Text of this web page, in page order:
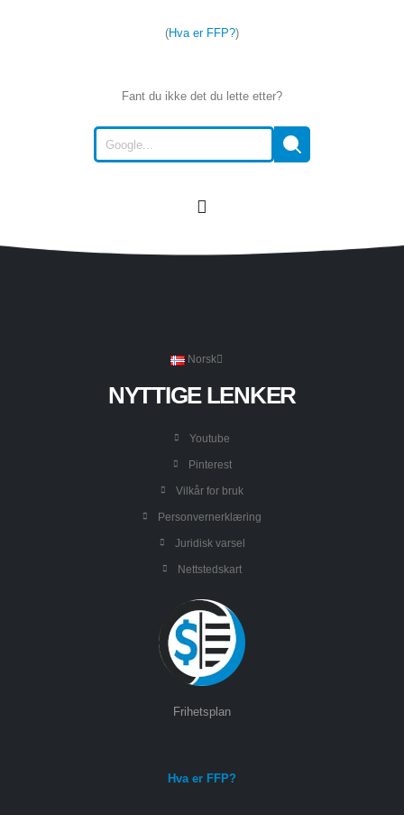
(Hva er FFP?)
Fant du ikke det du lette etter?
Norsk
NYTTIGE LENKER
Youtube
Pinterest
Vilkår for bruk
Personvernerklæring
Juridisk varsel
Nettstedskart
Frihetsplan
Hva er FFP?